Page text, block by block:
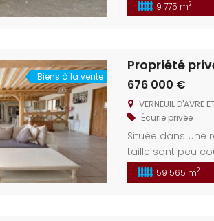
balades à
9 775 m2
Biens à la vente
676 000 €
VERNEUIL D'AVRE
Écurie privée
Située dans une
taille sont peu
inégalée.
domaine : gîte
59 565 m2